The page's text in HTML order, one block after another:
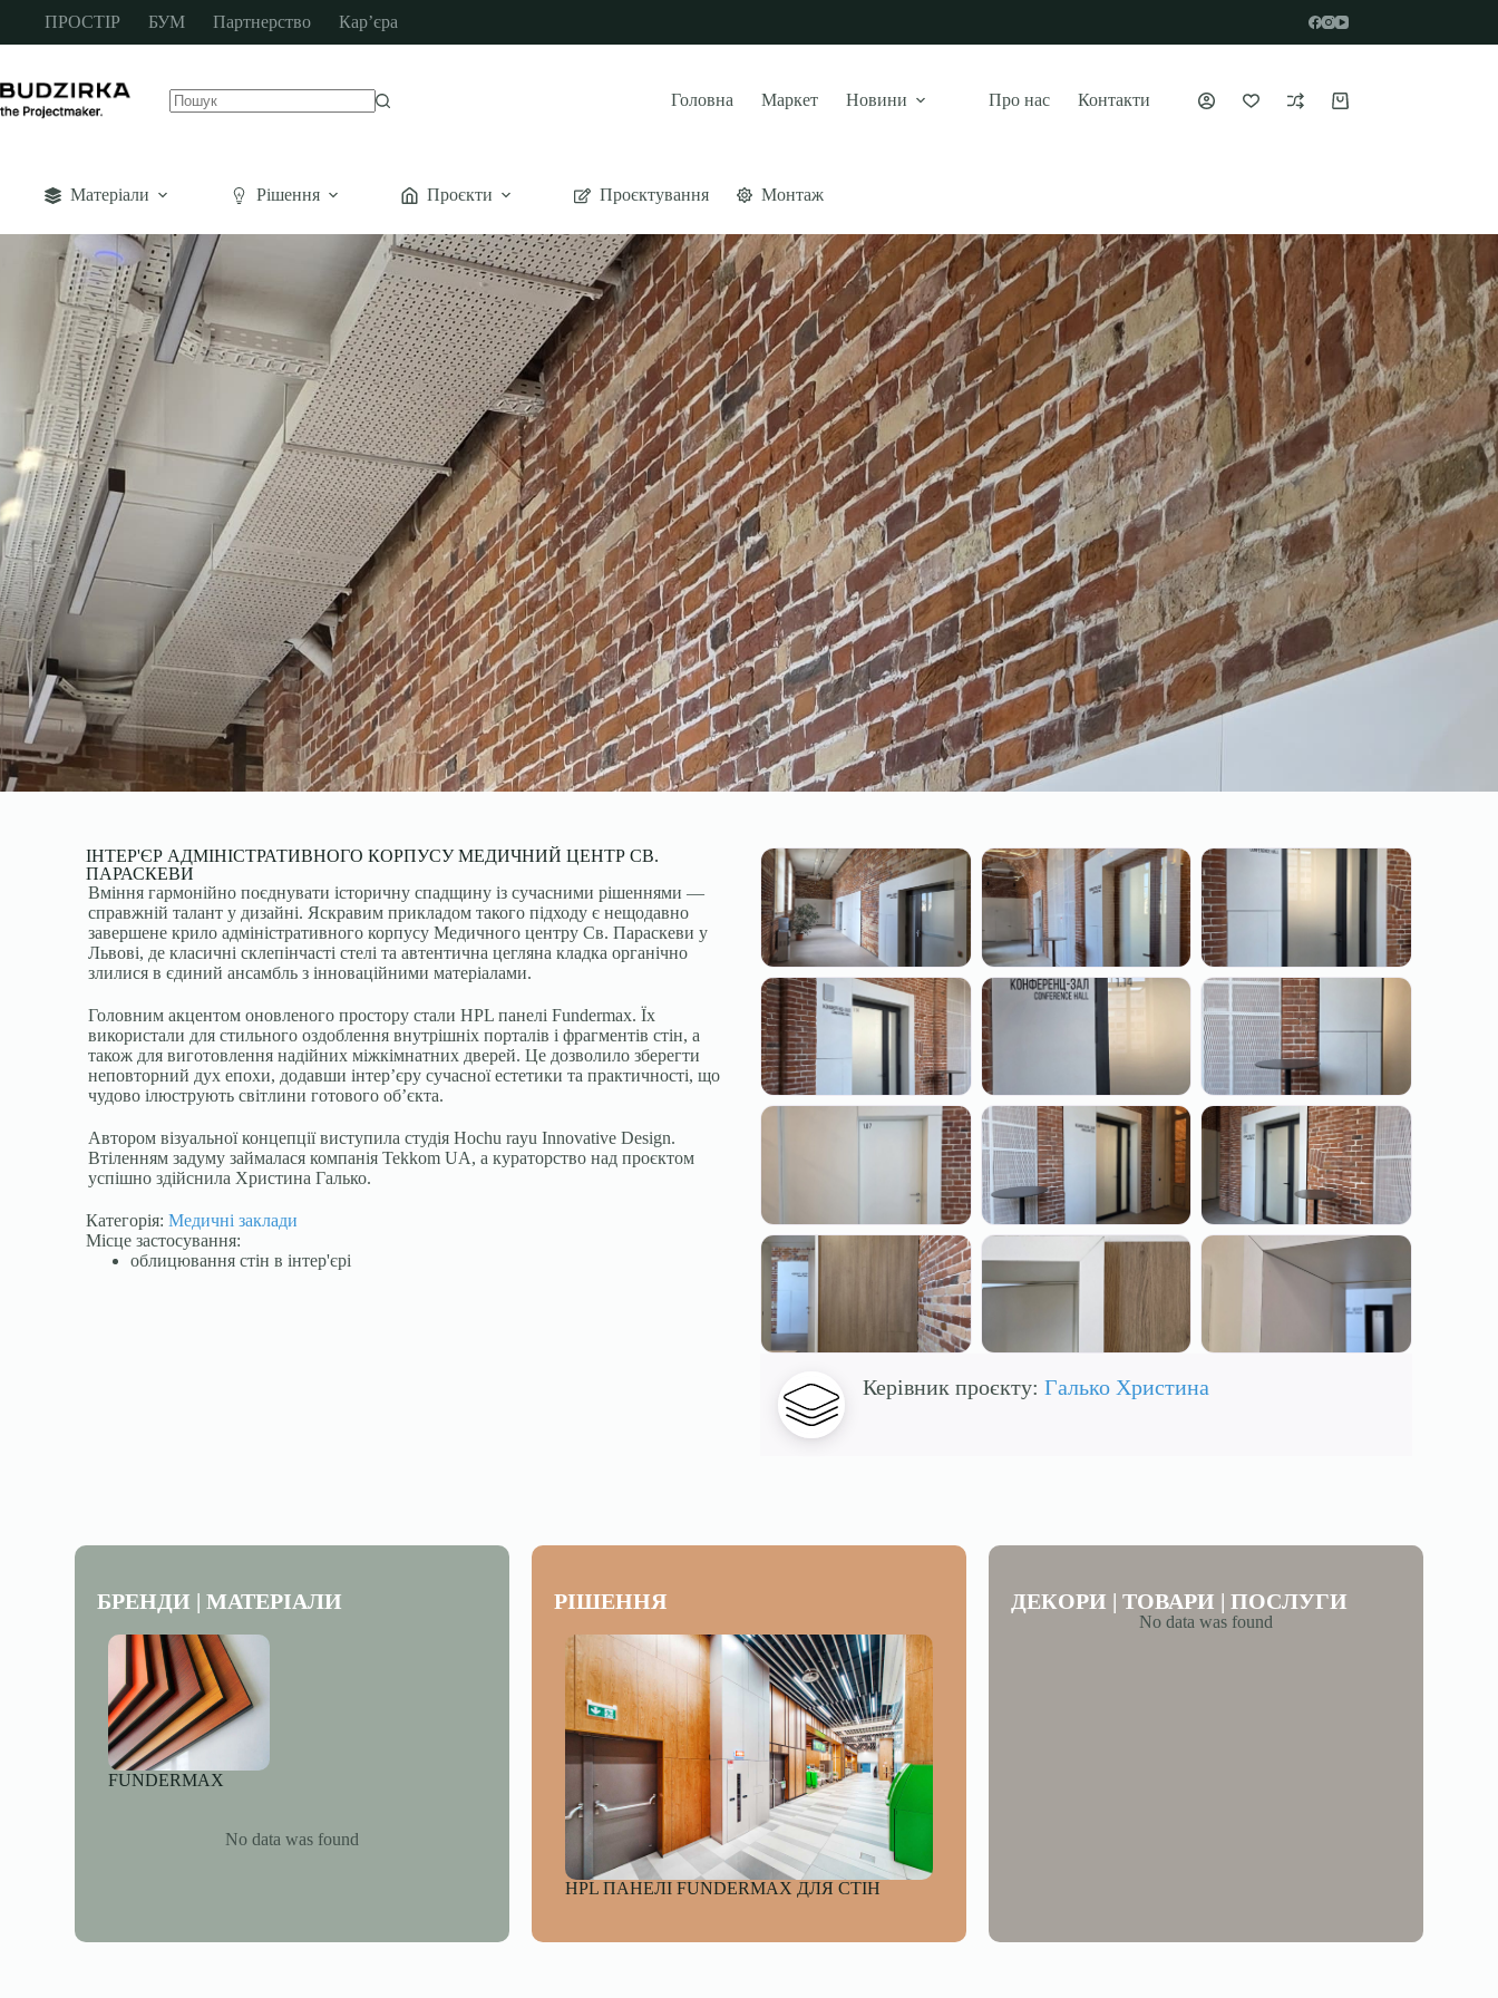
ПРОСТІР БУМ Партнерство Кар’єра
Головна Маркет Новини Про нас Контакти
Матеріали Рішення Проєкти Проєктування Монтаж
ІНТЕР'ЄР АДМІНІСТРАТИВНОГО КОРПУСУ МЕДИЧНИЙ ЦЕНТР СВ.
ПАРАСКЕВИ
Вміння гармонійно поєднувати історичну спадщину із сучасними рішеннями —
справжній талант у дизайні. Яскравим прикладом такого підходу є нещодавно
завершене крило адміністративного корпусу Медичного центру Св. Параскеви у
Львові, де класичні склепінчасті стелі та автентична цегляна кладка органічно
злилися в єдиний ансамбль з інноваційними матеріалами.
Головним акцентом оновленого простору стали HPL панелі Fundermax. Їх
використали для стильного оздоблення внутрішніх порталів і фрагментів стін, а
також для виготовлення надійних міжкімнатних дверей. Це дозволило зберегти
неповторний дух епохи, додавши інтер’єру сучасної естетики та практичності, що
чудово ілюструють світлини готового об’єкта.
Автором візуальної концепції виступила студія Hochu rayu Innovative Design.
Втіленням задуму займалася компанія Tekkom UA, а кураторство над проєктом
успішно здійснила Христина Галько.
Категорія:Медичні заклади
Місце застосування:
облицювання стін в інтер'єрі
Керівник проєкту: Галько Христина
БРЕНДИ | МАТЕРІАЛИ
FUNDERMAX
No data was found
РІШЕННЯ
HPL ПАНЕЛІ FUNDERMAX ДЛЯ СТІН
ДЕКОРИ | ТОВАРИ | ПОСЛУГИ
No data was found